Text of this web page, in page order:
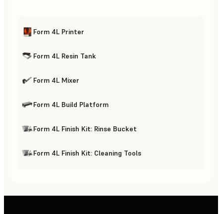
Form 4L Printer
Form 4L Resin Tank
Form 4L Mixer
Form 4L Build Platform
Form 4L Finish Kit: Rinse Bucket
Form 4L Finish Kit: Cleaning Tools